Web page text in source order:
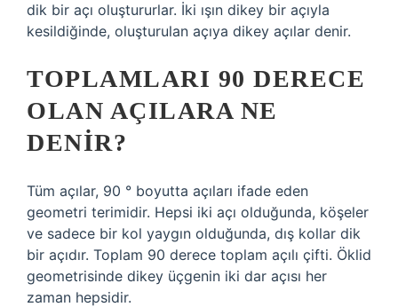
dik bir açı oluştururlar. İki ışın dikey bir açıyla
kesildiğinde, oluşturulan açıya dikey açılar denir.
TOPLAMLARI 90 DERECE
OLAN AÇILARA NE
DENIR?
Tüm açılar, 90 ° boyutta açıları ifade eden
geometri terimidir. Hepsi iki açı olduğunda, köşeler
ve sadece bir kol yaygın olduğunda, dış kollar dik
bir açıdır. Toplam 90 derece toplam açılı çifti. Öklid
geometrisinde dikey üçgenin iki dar açısı her
zaman hepsidir.